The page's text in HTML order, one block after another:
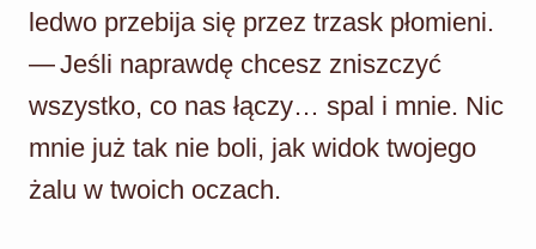
ledwo przebija się przez trzask płomieni.
— Jeśli naprawdę chcesz zniszczyć
wszystko, co nas łączy… spal i mnie. Nic
mnie już tak nie boli, jak widok twojego
żalu w twoich oczach.